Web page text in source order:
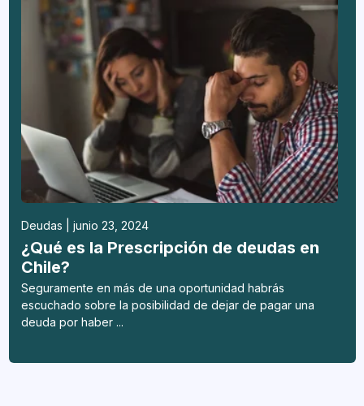
Deudas | junio 23, 2024
¿Qué es la Prescripción de deudas en
Chile?
Seguramente en más de una oportunidad habrás
escuchado sobre la posibilidad de dejar de pagar una
deuda por haber ...